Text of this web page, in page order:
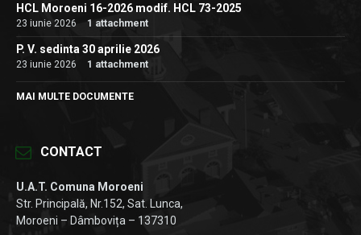
HCL Moroeni 16-2026 modif. HCL 73-2025
23 iunie 2026 1 attachment
P. V. sedinta 30 aprilie 2026
23 iunie 2026 1 attachment
MAI MULTE DOCUMENTE
CONTACT
U.A.T. Comuna Moroeni
Str. Principală, Nr.152, Sat. Lunca,
Moroeni – Dâmbovița – 137310